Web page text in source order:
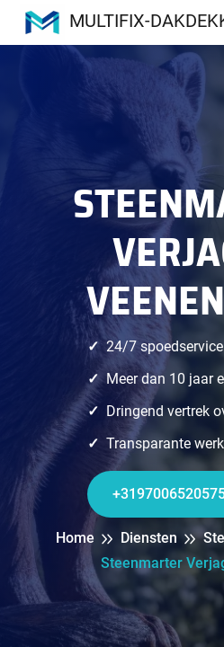
MULTIFIX-
24/7 spoedservice
Meer dan 10 jaar
Dringend vertrek
Transparante
Home Diensten
Steenmarter